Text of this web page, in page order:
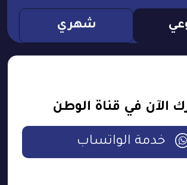
شهري
الآن في قناة الوطن
خدمة الواتساب